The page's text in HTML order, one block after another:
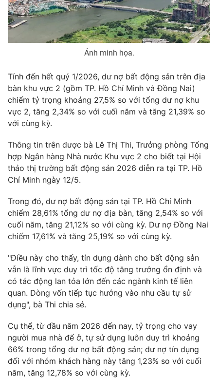
Hậu trường
Nhân vật
Khán giả
Điện ảnh
Đời sống
Du lịch
Chất lượng cuộc sống
Tuyển sinh
Học trực tuyến
Công nghệ
Hitech Công nghệ tương lai
Sản phẩm
Tư vấn
Giao lưu trực tuyến
Chuyên mục khác
Photo Infographic
VTV Money VTV Thể thao
VTV Sức khoẻ
Thị trường 24h Tấm lòng Việt
VTV4 Vươn mình bằng AI
Ảnh minh họa.
Tính đến hết quý 1/2026, dư nợ bất động sản trên địa
bàn khu vực 2 (gồm TP. Hồ Chí Minh và Đồng Nai)
chiếm tỷ trọng khoảng 27,5% so với tổng dư nợ khu
vực 2, tăng 2,34% so với cuối năm và tăng 21,39% so
với cùng kỳ.
Thông tin trên được bà Lê Thị Thi, Trưởng phòng Tổng
hợp Ngân hàng Nhà nước Khu vực 2 cho biết tại Hội
thảo thị trường bất động sản 2026 diễn ra tại TP. Hồ
Chí Minh ngày 12/5.
Trong đó, dư nợ bất động sản tại TP. Hồ Chí Minh
chiếm 28,61% tổng dư nợ địa bàn, tăng 2,54% so với
cuối năm, tăng 21,12% so với cùng kỳ. Dư nợ Đồng Nai
chiếm 17,61% và tăng 25,19% so với cùng kỳ.
"Điều này cho thấy, tín dụng dành cho bất động sản
vẫn là lĩnh vực duy trì tốc độ tăng trưởng ổn định và
có tác động lan tỏa lớn đến các ngành kinh tế liên
quan. Dòng vốn tiếp tục hướng vào nhu cầu tự sử
dụng", bà Thi chia sẻ.
Cụ thể, từ đầu năm 2026 đến nay, tỷ trọng cho vay
người mua nhà để ở, tự sử dụng luôn duy trì khoảng
66% trong tổng dư nợ bất động sản; dư nợ tín dụng
đối với nhóm khách hàng này tăng 1,23% so với cuối
năm, tăng 12,78% so với cùng kỳ.